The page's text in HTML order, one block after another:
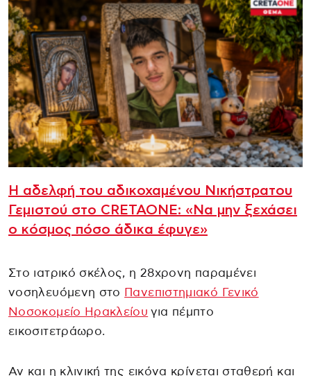
Η αδελφή του αδικοχαμένου Νικήστρατου
Γεμιστού στο CRETAONE: «Να μην ξεχάσει
ο κόσμος πόσο άδικα έφυγε»
Στο ιατρικό σκέλος, η 28χρονη παραμένει
νοσηλευόμενη στο Πανεπιστημιακό Γενικό
Νοσοκομείο Ηρακλείου για πέμπτο
εικοσιτετράωρο.
Αν και η κλινική της εικόνα κρίνεται σταθερή και